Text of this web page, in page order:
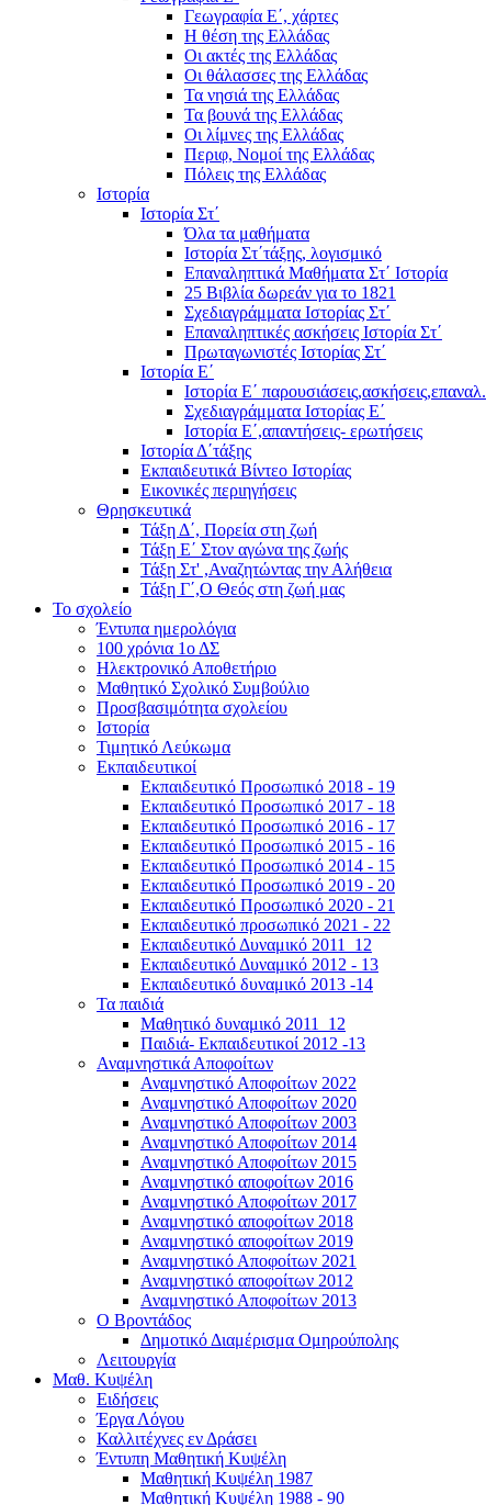
Γεωγραφία Ε΄, χάρτες
Η θέση της Ελλάδας
Οι ακτές της Ελλάδας
Οι θάλασσες της Ελλάδας
Τα νησιά της Ελλάδας
Τα βουνά της Ελλάδας
Οι λίμνες της Ελλάδας
Περιφ, Νομοί της Ελλάδας
Πόλεις της Ελλάδας
Ιστορία
Ιστορία Στ΄
Όλα τα μαθήματα
Ιστορία Στ΄τάξης, λογισμικό
Επαναληπτικά Μαθήματα Στ΄ Ιστορία
25 Βιβλία δωρεάν για το 1821
Σχεδιαγράμματα Ιστορίας Στ΄
Επαναληπτικές ασκήσεις Ιστορία Στ΄
Πρωταγωνιστές Ιστορίας Στ΄
Ιστορία Ε΄
Ιστορία Ε΄ παρουσιάσεις,ασκήσεις,επαναλ.
Σχεδιαγράμματα Ιστορίας Ε΄
Ιστορία Ε΄,απαντήσεις- ερωτήσεις
Ιστορία Δ΄τάξης
Εκπαιδευτικά Βίντεο Ιστορίας
Εικονικές περιηγήσεις
Θρησκευτικά
Τάξη Δ΄, Πορεία στη ζωή
Τάξη Ε΄ Στον αγώνα της ζωής
Τάξη Στ' ,Αναζητώντας την Αλήθεια
Τάξη Γ΄,Ο Θεός στη ζωή μας
Το σχολείο
Έντυπα ημερολόγια
100 χρόνια 1ο ΔΣ
Ηλεκτρονικό Αποθετήριο
Μαθητικό Σχολικό Συμβούλιο
Προσβασιμότητα σχολείου
Ιστορία
Τιμητικό Λεύκωμα
Εκπαιδευτικοί
Εκπαιδευτικό Προσωπικό 2018 - 19
Εκπαιδευτικό Προσωπικό 2017 - 18
Εκπαιδευτικό Προσωπικό 2016 - 17
Εκπαιδευτικό Προσωπικό 2015 - 16
Εκπαιδευτικό Προσωπικό 2014 - 15
Εκπαιδευτικό Προσωπικό 2019 - 20
Εκπαιδευτικό Προσωπικό 2020 - 21
Εκπαιδευτικό προσωπικό 2021 - 22
Εκπαιδευτικό Δυναμικό 2011_12
Εκπαιδευτικό Δυναμικό 2012 - 13
Εκπαιδευτικό δυναμικό 2013 -14
Τα παιδιά
Μαθητικό δυναμικό 2011_12
Παιδιά- Εκπαιδευτικοί 2012 -13
Αναμνηστικά Αποφοίτων
Αναμνηστικό Αποφοίτων 2022
Αναμνηστικό Αποφοίτων 2020
Αναμνηστικό Αποφοίτων 2003
Αναμνηστικό Αποφοίτων 2014
Αναμνηστικό Αποφοίτων 2015
Αναμνηστικό αποφοίτων 2016
Αναμνηστικό Αποφοίτων 2017
Αναμνηστικό αποφοίτων 2018
Αναμνηστικό αποφοίτων 2019
Αναμνηστικό Αποφοίτων 2021
Αναμνηστικό αποφοίτων 2012
Αναμνηστικό Αποφοίτων 2013
Ο Βροντάδος
Δημοτικό Διαμέρισμα Ομηρούπολης
Λειτουργία
Μαθ. Κυψέλη
Ειδήσεις
Έργα Λόγου
Καλλιτέχνες εν Δράσει
Έντυπη Μαθητική Κυψέλη
Μαθητική Κυψέλη 1987
Μαθητική Κυψέλη 1988 - 90